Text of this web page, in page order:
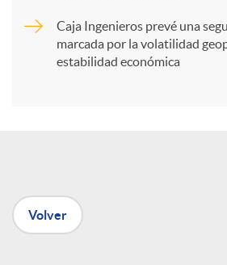
n
Caja Ingenieros prevé una
marcada por la volatilidad
estabilidad económica
Volver